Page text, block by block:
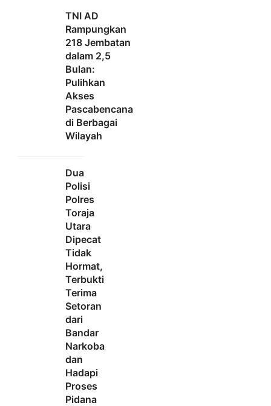
TNI AD
Rampungkan
218 Jembatan
dalam 2,5
Bulan:
Pulihkan
Akses
Pascabencana
di Berbagai
Wilayah
Dua
Polisi
Polres
Toraja
Utara
Dipecat
Tidak
Hormat,
Terbukti
Terima
Setoran
dari
Bandar
Narkoba
dan
Hadapi
Proses
Pidana